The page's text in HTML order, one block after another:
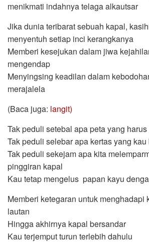
menikmati indahnya telaga alkautsar
Jika dunia teribarat sebuah kapal,
menyentuh setiap inci kerangkanya
Memberi kesejukan dalam jiwa
mengendap
Menyingsing keadilan dalam
merajalela
(Baca juga: langit)
Tak peduli setebal apa peta yang
Tak peduli selebar apa kertas yang kau
Tak peduli sekejam apa kita
pinggiran kapal
Kau tetap mengelus papan kayu
Memberi ketegaran untuk menghadapi
lautan
Hingga akhirnya kapal bersandar
Kau terjemput turun terlebih dahulu